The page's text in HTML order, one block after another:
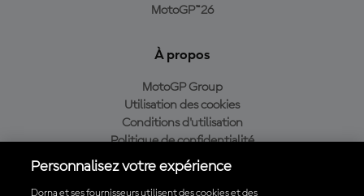
MotoGP™26
À propos
MotoGP Group
Utilisation des cookies
Conditions d'utilisation
Politique de confidentialité
Politique d’achat
Personnalisez votre expérience
Dorna et ses fournisseurs utilisent des cookies et des